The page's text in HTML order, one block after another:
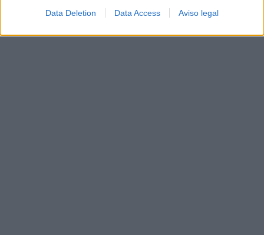
Data Deletion Data Access Aviso legal